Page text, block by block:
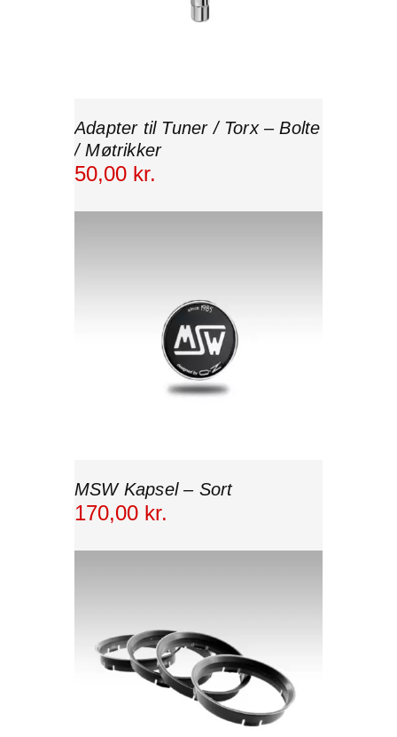
Adapter til Tuner / Torx – Bolte
/ Møtrikker
50,00 kr.
MSW Kapsel – Sort
170,00 kr.